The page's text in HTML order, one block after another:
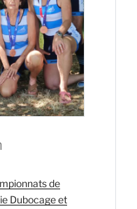
de
Dubocage et